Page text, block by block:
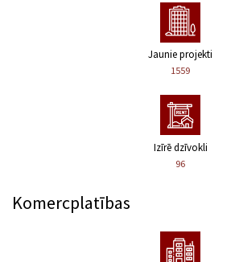
Jaunie projekti
1559
Izīrē dzīvokli
96
Komercplatības